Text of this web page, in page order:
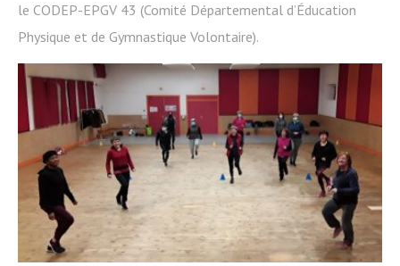
le CODEP-EPGV 43 (Comité Départemental d’Éducation
Physique et de Gymnastique Volontaire).